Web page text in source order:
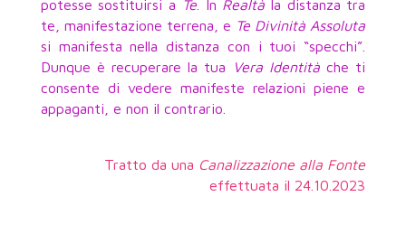
potesse sostituirsi a Te. In Realtà la distanza tra
te, manifestazione terrena, e Te Divinità Assoluta
si manifesta nella distanza con i tuoi “specchi”.
Dunque è recuperare la tua
Vera Identitàche ti
consente di vedere manifeste relazioni piene e
appaganti, e non il contrario.
Tratto da una Canalizzazione alla Fonte
effettuata il 24.10.2023